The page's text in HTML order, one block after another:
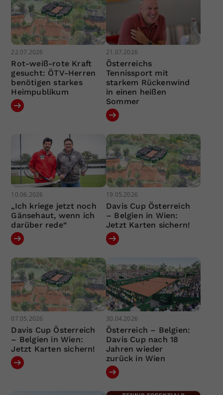
22.07.2026
Rot-weiß-rote Kraft
gesucht: ÖTV-Herren
benötigen starkes
Heimpublikum
21.07.2026
Österreichs
Tennissport mit
starkem Rückenwind
in einen heißen
Sommer
10.06.2026
„Ich kriege jetzt noch
Gänsehaut, wenn ich
darüber rede“
19.05.2026
Davis Cup Österreich
– Belgien in Wien:
Jetzt Karten sichern!
07.05.2026
Davis Cup Österreich
– Belgien in Wien:
Jetzt Karten sichern!
30.04.2026
Österreich – Belgien:
Davis Cup nach 18
Jahren wieder
zurück in Wien